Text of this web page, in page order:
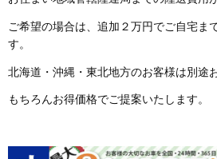
ご希望の場合は、追加２万円でご自宅ま
す。
北海道・沖縄・東北地方のお客様は別途
もちろんお得価格でご提案いたします。